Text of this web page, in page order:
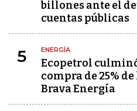
billones ante el
cuentas públicas
5 ENERGÍA
Ecopetrol
compra de 25%
Brava Energía